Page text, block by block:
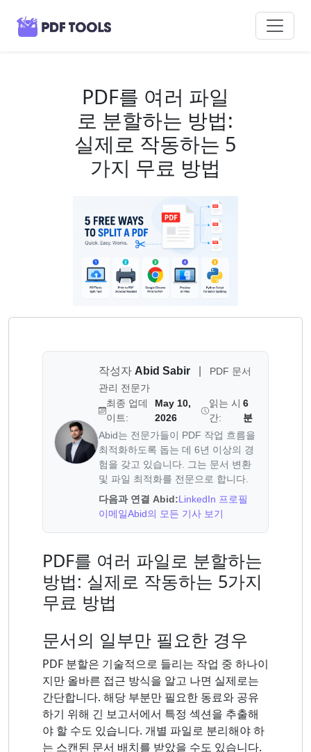
PDF를 여러 파일
로 분할하는 방법:
실제로 작동하는 5
가지 무료 방법
작성자 Abid Sabir
PDF 문서
관리 전문가
최종 업데
이트:
May 10,
2026
읽는 시
간:
6
분
Abid는 전문가들이 PDF 작업 흐름을
최적화하도록 돕는 데 6년 이상의 경
험을 갖고 있습니다. 그는 문서 변환
및 파일 최적화를 전문으로 합니다.
다음과 연결 Abid:LinkedIn 프로필
이메일Abid의 모든 기사 보기
PDF를 여러 파일로 분할하는
방법: 실제로 작동하는 5가지
무료 방법
문서의 일부만 필요한 경우
PDF 분할은 기술적으로 들리는 작업 중 하나이
지만 올바른 접근 방식을 알고 나면 실제로는
간단합니다. 해당 부분만 필요한 동료와 공유
하기 위해 긴 보고서에서 특정 섹션을 추출해
야 할 수도 있습니다. 개별 파일로 분리해야 하
는 스캔된 문서 배치를 받았을 수도 있습니다.